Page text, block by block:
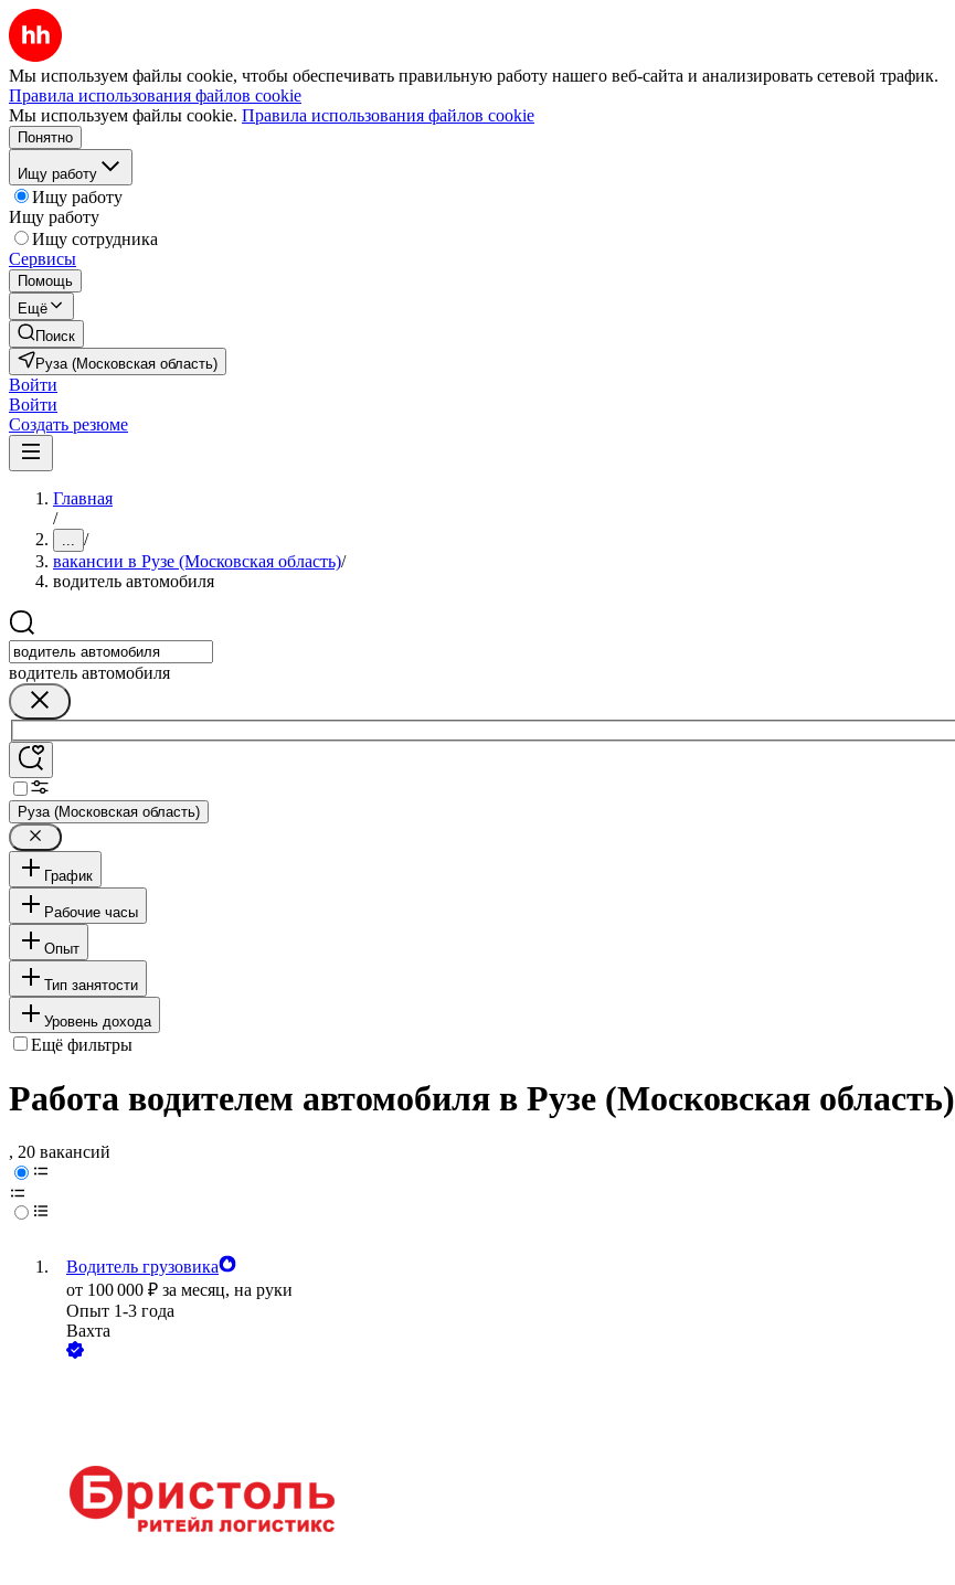
Мы используем файлы cookie, чтобы обеспечивать правильную работу нашего веб-сайта и анализировать сетевой трафик.
Правила использования файлов cookie
Мы используем файлы cookie. Правила использования файлов cookie
Понятно
Ищу работу
Ищу работу
Ищу работу
Ищу сотрудника
Сервисы
Помощь
Ещё
Поиск
Руза (Московская область)
Войти
Войти
Создать резюме
Главная
/
... /
вакансии в Рузе (Московская область)/
водитель автомобиля
водитель автомобиля
Руза (Московская область)
График
Рабочие часы
Опыт
Тип занятости
Уровень дохода
Ещё фильтры
Работа водителем автомобиля в Рузе (Московская область)
, 20 вакансий
Водитель грузовика
от 100 000 ₽ за месяц, на руки
Опыт 1-3 года
Вахта